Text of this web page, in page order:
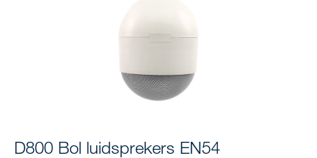
D800 Bol luidsprekers EN54